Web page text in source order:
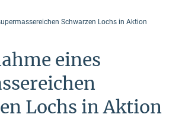
Schwarzen Lochs in Aktion
eines
Lochs in Aktion